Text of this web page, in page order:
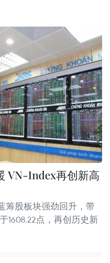
VN-Index再创新高
筹股板块强劲回升，带
1608.22点，再创历史新